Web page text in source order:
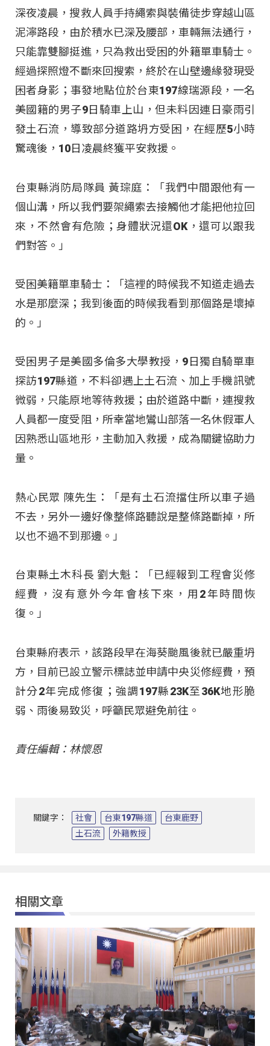
深夜凌晨，搜救人員手持繩索與裝備徒步穿越山區
泥濘路段，由於積水已深及腰部，車輛無法通行，
只能靠雙腳挺進，只為救出受困的外籍單車騎士。
經過探照燈不斷來回搜索，終於在山壁邊緣發現受
困者身影；事發地點位於台東197線瑞源段，一名
美國籍的男子9日騎車上山，但未料因連日豪雨引
發土石流，導致部分道路坍方受困，在經歷5小時
驚魂後，10日凌晨終獲平安救援。
台東縣消防局隊員 黃琮庭：「我們中間跟他有一
個山溝，所以我們要架繩索去接觸他才能把他拉回
來，不然會有危險；身體狀況還OK，還可以跟我
們對答。」
受困美籍單車騎士：「這裡的時候我不知道走過去
水是那麼深；我到後面的時候我看到那個路是壞掉
的。」
受困男子是美國多倫多大學教授，9日獨自騎單車
探訪197縣道，不料卻遇上土石流、加上手機訊號
微弱，只能原地等待救援；由於道路中斷，連搜救
人員都一度受阻，所幸當地鸞山部落一名休假軍人
因熟悉山區地形，主動加入救援，成為關鍵協助力
量。
熱心民眾 陳先生：「是有土石流擋住所以車子過
不去，另外一邊好像整條路聽說是整條路斷掉，所
以也不過不到那邊。」
台東縣土木科長 劉大魁：「已經報到工程會災修
經費，沒有意外今年會核下來，用2年時間恢
復。」
台東縣府表示，該路段早在海葵颱風後就已嚴重坍
方，目前已設立警示標誌並申請中央災修經費，預
計分2年完成修復；強調197縣23K至36K地形脆
弱、雨後易致災，呼籲民眾避免前往。
責任編輯：林懷恩
關鍵字： 社會 台東197縣道
台東鹿野
土石流
外籍教授
相關文章